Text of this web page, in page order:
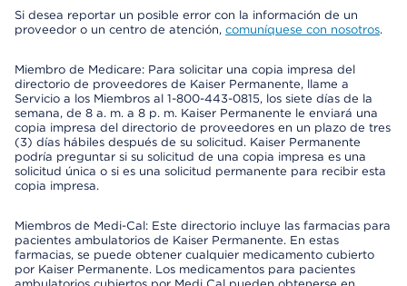
Si desea reportar un posible error con la información de un
proveedor o un centro de atención, comuníquese con nosotros.
Miembro de Medicare: Para solicitar una copia impresa del
directorio de proveedores de Kaiser Permanente, llame a
Servicio a los Miembros al 1-800-443-0815, los siete días de la
semana, de 8 a. m. a 8 p. m. Kaiser Permanente le enviará una
copia impresa del directorio de proveedores en un plazo de tres
(3) días hábiles después de su solicitud. Kaiser Permanente
podría preguntar si su solicitud de una copia impresa es una
solicitud única o si es una solicitud permanente para recibir esta
copia impresa.
Miembros de Medi-Cal: Este directorio incluye las farmacias para
pacientes ambulatorios de Kaiser Permanente. En estas
farmacias, se puede obtener cualquier medicamento cubierto
por Kaiser Permanente. Los medicamentos para pacientes